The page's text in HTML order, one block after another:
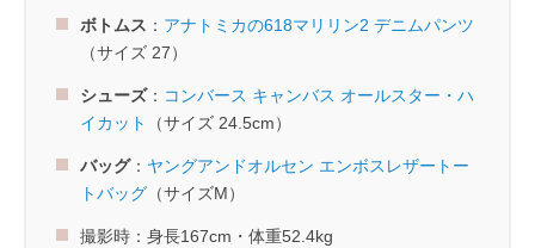
ボトムス ： アナトミカの618マリリン2 デニムパンツ
（サイズ 27）
シューズ： コンバース キャンバス オールスター・ハ
イカット
（サイズ 24.5cm）
バッグ： ヤングアンドオルセン エンボスレザートー
トバッグ （サイズM）
撮影時：身長167cm・体重52.4kg